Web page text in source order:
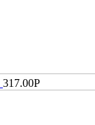
317.00Р